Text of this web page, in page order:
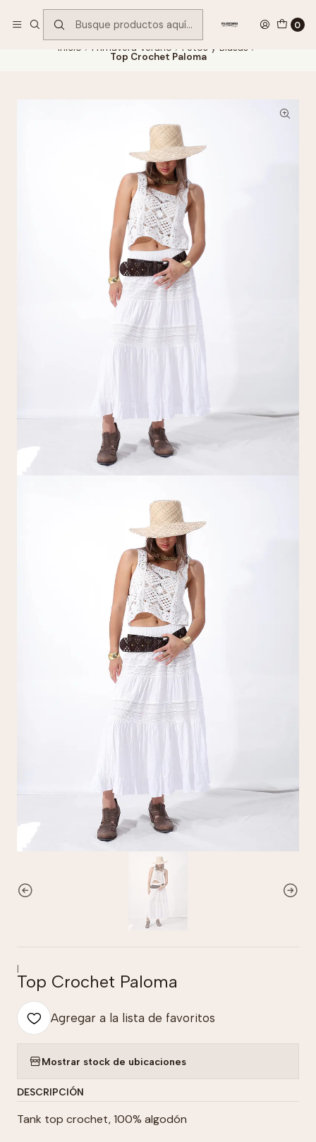
0
Inicio Primavera Verano Petos y Blusas
Top Crochet Paloma
|
Top Crochet Paloma
Agregar a la lista de favoritos
Mostrar stock de ubicaciones
DESCRIPCIÓN
Tank top crochet, 100% algodón